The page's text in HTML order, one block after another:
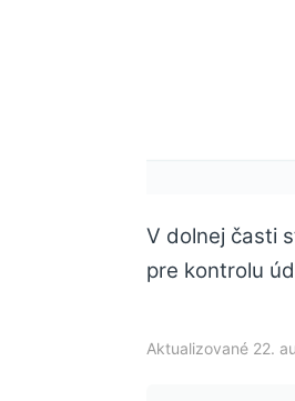
V dolnej časti
pre kontrolu
Aktualizované 22.